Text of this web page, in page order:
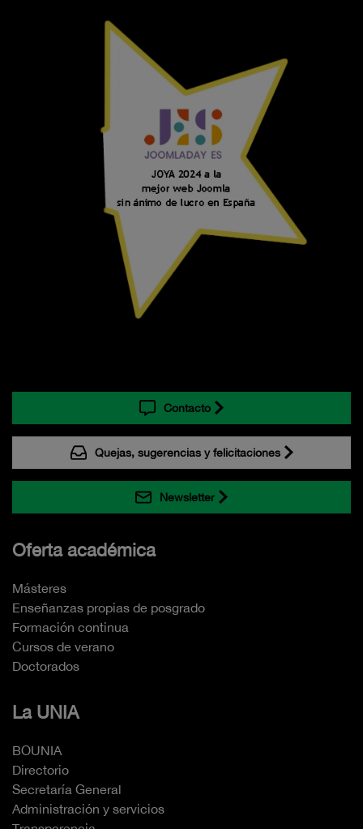
Contacto
Quejas, sugerencias y felicitaciones
Newsletter
Oferta académica
Másteres
Enseñanzas propias de posgrado
Formación continua
Cursos de verano
Doctorados
La UNIA
BOUNIA
Directorio
Secretaría General
Administración y servicios